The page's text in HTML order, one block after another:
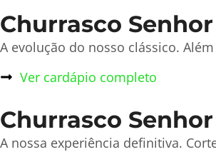
Churrasco
A evolução do nosso clássico.
Ver cardápio completo
Churrasco
A nossa experiência definitiva.